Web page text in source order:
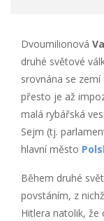
Dvoumilionová
druhé světové
srovnána se
přesto je až
malá rybářská
Sejm (tj.
hlavní město
Během druhé
povstáním, z
Hitlera natolik, že